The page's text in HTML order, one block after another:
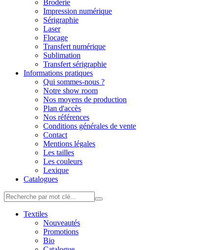
Broderie
Impression numérique
Sérigraphie
Laser
Flocage
Transfert numérique
Sublimation
Transfert sérigraphie
Informations pratiques
Qui sommes-nous ?
Notre show room
Nos moyens de production
Plan d'accès
Nos références
Conditions générales de vente
Contact
Mentions légales
Les tailles
Les couleurs
Lexique
Catalogues
Textiles
Nouveautés
Promotions
Bio